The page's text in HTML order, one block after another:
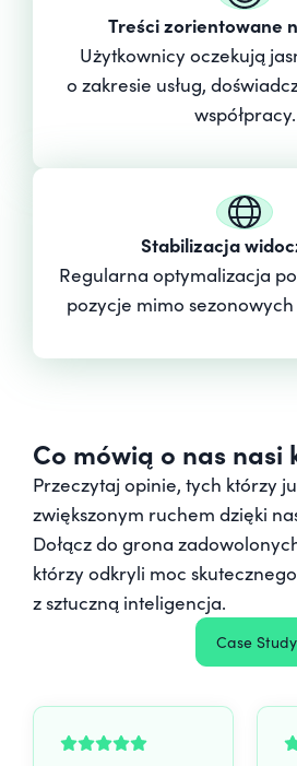
Treści zorientowane
Użytkownicy oczekują
o zakresie usług,
współpracy.
Stabilizacja
Regularna optymalizacja
pozycje mimo
Co mówią o nas nasi
Przeczytaj opinie, tych którzy
zwiększonym ruchem dzięki
Dołącz do grona
którzy odkryli moc
z sztuczną inteligencja.
Case Study